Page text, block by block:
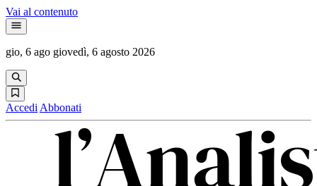
Vai al contenuto
gio, 6 ago giovedì, 6 agosto 2026
Accedi Abbonati